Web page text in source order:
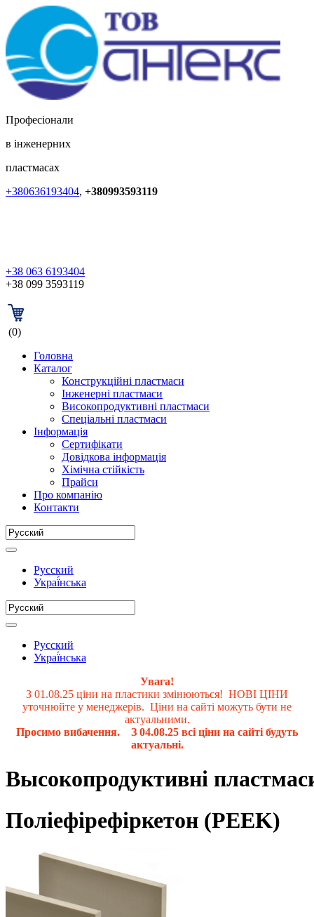
Професіонали
в інженерних
пластмасах
+380636193404, +380993593119
+38 063 6193404
+38 099 3593119
(0)
Головна
Каталог
Конструкційні пластмаси
Інженерні пластмаси
Високопродуктивні пластмаси
Спеціальні пластмаси
Інформація
Сертифікати
Довідкова інформація
Хімічна стійкість
Прайси
Про компанію
Контакти
Русский
Украї́нська
Русский
Украї́нська
Увага!
З 01.08.25 ціни на пластики змінюються! НОВІ ЦІНИ
уточнюйте у менеджерів. Ціни на сайті можуть бути не
актуальними.
Просимо вибачення. З 04.08.25 всі ціни на сайті будуть
актуальні.
Высокопродуктивні
Поліефірефіркетон (PEEK)